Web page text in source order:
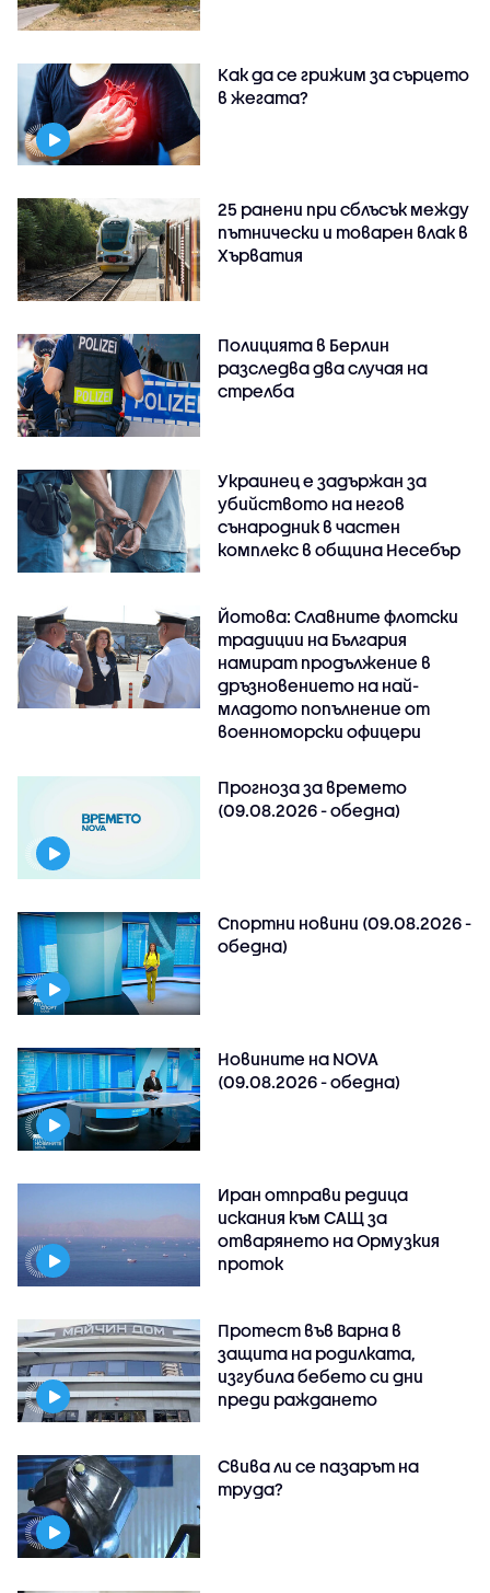
Как да се грижим за сърцето
в жегата?
25 ранени при сблъсък между
пътнически и товарен влак в
Хърватия
Полицията в Берлин
разследва два случая на
стрелба
Украинец е задържан за
убийството на негов
сънародник в частен
комплекс в община Несебър
Йотова: Славните флотски
традиции на България
намират продължение в
дръзновението на най-
младото попълнение от
военноморски офицери
Прогноза за времето
(09.08.2026 - обедна)
Спортни новини (09.08.2026 -
обедна)
Новините на NOVA
(09.08.2026 - обедна)
Иран отправи редица
искания към САЩ за
отварянето на Ормузкия
проток
Протест във Варна в
защита на родилката,
изгубила бебето си дни
преди раждането
Свива ли се пазарът на
труда?